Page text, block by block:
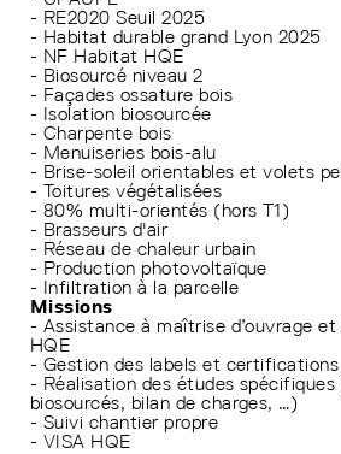
- RE2020 Seuil 2025
- Habitat durable grand Lyon 2025
- NF Habitat HQE
- Biosourcé niveau 2
- Façades ossature bois
- Isolation biosourcée
- Charpente bois
- Menuiseries bois-alu
- Brise-soleil orientables et volets
- Toitures végétalisées
- 80% multi-orientés (hors T1)
- Brasseurs d'air
- Réseau de chaleur urbain
- Production photovoltaïque
- Infiltration à la parcelle
Missions
- Assistance à maîtrise d’ouvrage
HQE
- Gestion des labels et certifications
- Réalisation des études
biosourcés, bilan de charges, …)
- Suivi chantier propre
- VISA HQE